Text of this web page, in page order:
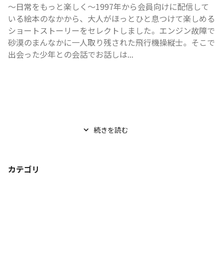
～日常をもっと楽しく～1997年から会員向けに配信して
いる絵本のなかから、大人がほっとひと息つけて楽しめる
ショートストーリーをセレクトしました。エンジン故障で
砂漠のまんなかに一人取り残された飛行機操縦士。そこで
出会った少年との会話でお話しは...
続きを読む
カテゴリ